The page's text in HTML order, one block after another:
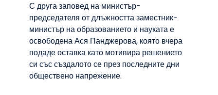
С друга заповед на министър-
председателя от длъжността заместник-
министър на образованието и науката е
освободена Ася Панджерова, която вчера
подаде оставка като мотивира решението
си със създалото се през последните дни
обществено напрежение.